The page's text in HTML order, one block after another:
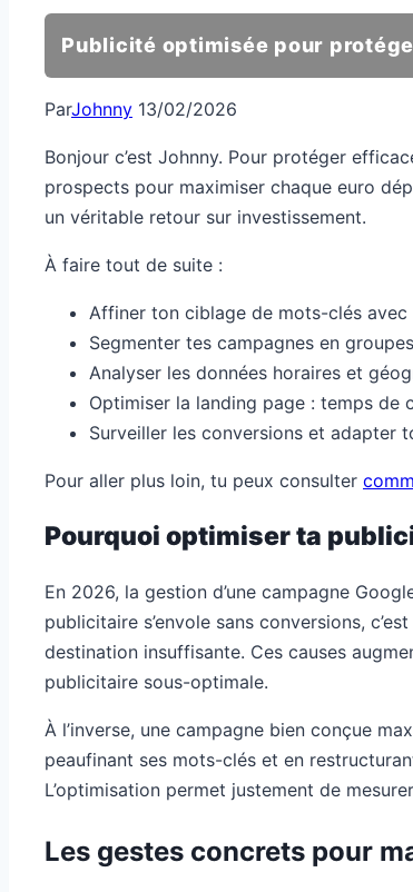
Publicité optimisée pour
ParJohnny 13/02/2026
Bonjour c’est Johnny. Pour protéger
prospects pour maximiser chaque euro
un véritable retour sur investissement.
À faire tout de suite :
Affiner ton ciblage de mots-clés
Segmenter tes campagnes en
Analyser les données horaires et
Optimiser la landing page : temps
Surveiller les conversions et adapter
Pour aller plus loin, tu peux consulter
Pourquoi optimiser ta
En 2026, la gestion d’une campagne
publicitaire s’envole sans conversions,
destination insuffisante. Ces causes
publicitaire sous-optimale.
À l’inverse, une campagne bien conçue
peaufinant ses mots-clés et en
L’optimisation permet justement de
Les gestes concrets pour